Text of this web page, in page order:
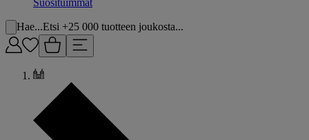
Suosituimmat
Hae...Etsi +25 000 tuotteen joukosta...